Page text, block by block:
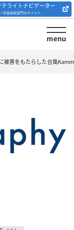
テライトナビゲーター
宇宙技術部門のサイトへ
menu
析ツール/サイトの
介
被害をもたらした台風